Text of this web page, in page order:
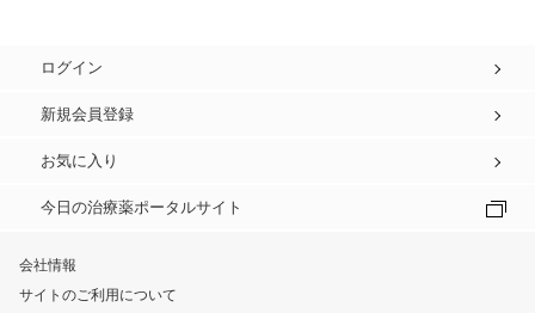
ログイン
新規会員登録
お気に入り
今日の治療薬ポータルサイト
会社情報
サイトのご利用について